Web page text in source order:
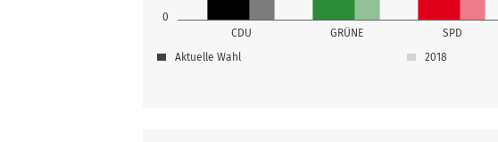
0
CDU GRÜNE SPD
Aktuelle Wahl 2018